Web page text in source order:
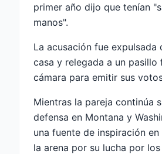
primer año dijo que tenían
manos".
La acusación fue expulsada
casa y relegada a un pasillo
cámara para emitir sus
Mientras la pareja continúa
defensa en Montana y
una fuente de inspiración
la arena por su lucha por